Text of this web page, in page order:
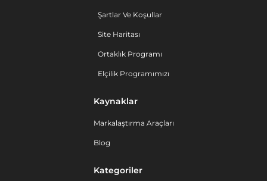
Şartlar Ve Koşullar
Site Haritası
Ortaklık Programı
Elçilik Programımızı
Kaynaklar
Markalaştırma Araçları
Blog
Kategoriler